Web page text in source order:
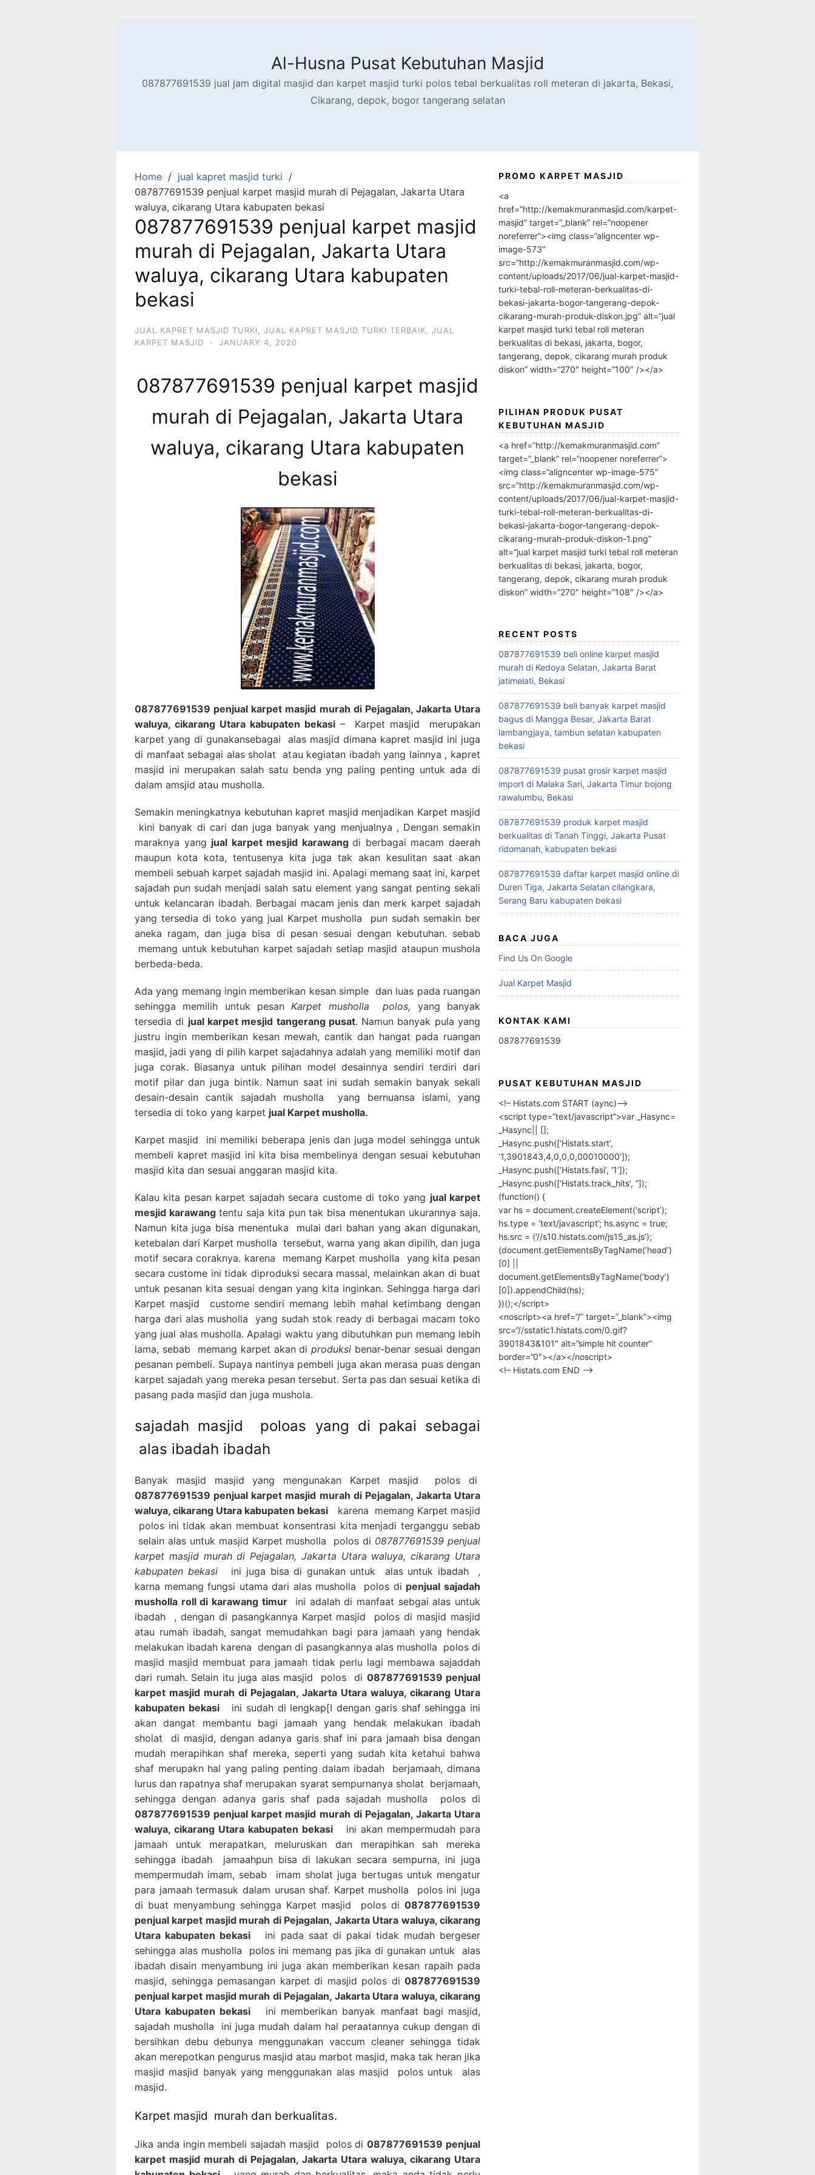
Al-Husna Pusat Kebutuhan Masjid
087877691539 jual jam digital masjid dan karpet masjid turki polos tebal berkualitas roll meteran di jakarta, Bekasi,
Cikarang, depok, bogor tangerang selatan
Home
jual kapret masjid turki
087877691539 penjual karpet masjid murah di Pejagalan, Jakarta Utara
waluya, cikarang Utara kabupaten bekasi
087877691539 penjual karpet masjid
murah di Pejagalan, Jakarta Utara
waluya, cikarang Utara kabupaten
bekasi
JUAL KAPRET MASJID TURKI JUAL KAPRET MASJID TURKI TERBAIK
JUAL
KARPET MASJID
· JANUARY 4, 2020
087877691539 penjual karpet masjid
murah di Pejagalan, Jakarta Utara
waluya, cikarang Utara kabupaten
bekasi
087877691539 penjual karpet masjid murah di Pejagalan, Jakarta Utara
waluya, cikarang Utara kabupaten bekasi – Karpet masjid merupakan
karpet yang di gunakansebagai alas masjid dimana kapret masjid ini juga
di manfaat sebagai alas sholat atau kegiatan ibadah yang lainnya , kapret
masjid ini merupakan salah satu benda yng paling penting untuk ada di
dalam amsjid atau musholla.
Semakin meningkatnya kebutuhan kapret masjid menjadikan Karpet masjid
kini banyak di cari dan juga banyak yang menjualnya , Dengan semakin
maraknya yang jual karpet mesjid karawangdi berbagai macam daerah
maupun kota kota, tentusenya kita juga tak akan kesulitan saat akan
membeli sebuah karpet sajadah masjid ini. Apalagi memang saat ini, karpet
sajadah pun sudah menjadi salah satu element yang sangat penting sekali
untuk kelancaran ibadah. Berbagai macam jenis dan merk karpet sajadah
yang tersedia di toko yang jual Karpet musholla pun sudah semakin ber
aneka ragam, dan juga bisa di pesan sesuai dengan kebutuhan. sebab
memang untuk kebutuhan karpet sajadah setiap masjid ataupun mushola
berbeda-beda.
Ada yang memang ingin memberikan kesan simple dan luas pada ruangan
sehingga memilih untuk pesan Karpet musholla polos, yang banyak
tersedia di jual karpet mesjid tangerang pusat. Namun banyak pula yang
justru ingin memberikan kesan mewah, cantik dan hangat pada ruangan
masjid, jadi yang di pilih karpet sajadahnya adalah yang memiliki motif dan
juga corak. Biasanya untuk pilihan model desainnya sendiri terdiri dari
motif pilar dan juga bintik. Namun saat ini sudah semakin banyak sekali
desain-desain cantik sajadah musholla yang bernuansa islami, yang
tersedia di toko yang karpet jual Karpet musholla.
Karpet masjid ini memiliki beberapa jenis dan juga model sehingga untuk
membeli kapret masjid ini kita bisa membelinya dengan sesuai kebutuhan
masjid kita dan sesuai anggaran masjid kita.
Kalau kita pesan karpet sajadah secara custome di toko yang jual karpet
mesjid karawang tentu saja kita pun tak bisa menentukan ukurannya saja.
Namun kita juga bisa menentuka mulai dari bahan yang akan digunakan,
ketebalan dari Karpet musholla tersebut, warna yang akan dipilih, dan juga
motif secara coraknya. karena memang Karpet musholla yang kita pesan
secara custome ini tidak diproduksi secara massal, melainkan akan di buat
untuk pesanan kita sesuai dengan yang kita inginkan. Sehingga harga dari
Karpet masjid custome sendiri memang lebih mahal ketimbang dengan
harga dari alas musholla yang sudah stok ready di berbagai macam toko
yang jual alas musholla. Apalagi waktu yang dibutuhkan pun memang lebih
lama, sebab memang karpet akan diproduksi benar-benar sesuai dengan
pesanan pembeli. Supaya nantinya pembeli juga akan merasa puas dengan
karpet sajadah yang mereka pesan tersebut. Serta pas dan sesuai ketika di
pasang pada masjid dan juga mushola.
sajadah masjid poloas yang di pakai sebagai
alas ibadah ibadah
Banyak masjid masjid yang mengunakan Karpet masjid polos di
087877691539 penjual karpet masjid murah di Pejagalan, Jakarta Utara
waluya, cikarang Utara kabupaten bekasi karena memang Karpet masjid
polos ini tidak akan membuat konsentrasi kita menjadi terganggu sebab
selain alas untuk masjid Karpet musholla polos di 087877691539 penjual
karpet masjid murah di Pejagalan, Jakarta Utara waluya, cikarang Utara
kabupaten bekasi ini juga bisa di gunakan untuk alas untuk ibadah ,
karna memang fungsi utama dari alas musholla polos di penjual sajadah
musholla roll di karawang timurini adalah di manfaat sebgai alas untuk
ibadah , dengan di pasangkannya Karpet masjid polos di masjid masjid
atau rumah ibadah, sangat memudahkan bagi para jamaah yang hendak
melakukan ibadah karena dengan di pasangkannya alas musholla polos di
masjid masjid membuat para jamaah tidak perlu lagi membawa sajaddah
dari rumah. Selain itu juga alas masjid polos di 087877691539 penjual
karpet masjid murah di Pejagalan, Jakarta Utara waluya, cikarang Utara
kabupaten bekasiini sudah di lengkap[I dengan garis shaf sehingga ini
akan dangat membantu bagi jamaah yang hendak melakukan ibadah
sholat di masjid, dengan adanya garis shaf ini para jamaah bisa dengan
mudah merapihkan shaf mereka, seperti yang sudah kita ketahui bahwa
shaf merupakn hal yang paling penting dalam ibadah berjamaah, dimana
lurus dan rapatnya shaf merupakan syarat sempurnanya sholat berjamaah,
sehingga dengan adanya garis shaf pada sajadah musholla polos di
087877691539 penjual karpet masjid murah di Pejagalan, Jakarta Utara
waluya, cikarang Utara kabupaten bekasi ini akan mempermudah para
jamaah untuk merapatkan, meluruskan dan merapihkan sah mereka
sehingga ibadah jamaahpun bisa di lakukan secara sempurna, ini juga
mempermudah imam, sebab imam sholat juga bertugas untuk mengatur
para jamaah termasuk dalam urusan shaf. Karpet musholla polos ini juga
di buat menyambung sehingga Karpet masjid polos di 087877691539
penjual karpet masjid murah di Pejagalan, Jakarta Utara waluya, cikarang
Utara kabupaten bekasi ini pada saat di pakai tidak mudah bergeser
sehingga alas musholla polos ini memang pas jika di gunakan untuk alas
ibadah disain menyambung ini juga akan memberikan kesan rapaih pada
masjid, sehingga pemasangan karpet di masjid polos di 087877691539
penjual karpet masjid murah di Pejagalan, Jakarta Utara waluya, cikarang
Utara kabupaten bekasi ini memberikan banyak manfaat bagi masjid,
sajadah musholla ini juga mudah dalam hal peraatannya cukup dengan di
bersihkan debu debunya menggunakan vaccum cleaner sehingga tidak
akan merepotkan pengurus masjid atau marbot masjid, maka tak heran jika
masjid masjid banyak yang menggunakan alas masjid polos untuk alas
masjid.
Karpet masjid murah dan berkualitas.
Jika anda ingin membeli sajadah masjid polos di087877691539 penjual
karpet masjid murah di Pejagalan, Jakarta Utara waluya, cikarang Utara
PROMO KARPET MASJID
<a
href=”http://kemakmuranmasjid.com/karpet-
masjid” target=”_blank” rel=”noopener
noreferrer”><img class=”aligncenter wp-
image-573″
src=”http://kemakmuranmasjid.com/wp-
content/uploads/2017/06/jual-karpet-masjid-
turki-tebal-roll-meteran-berkualitas-di-
bekasi-jakarta-bogor-tangerang-depok-
cikarang-murah-produk-diskon.jpg” alt=”jual
karpet masjid turki tebal roll meteran
berkualitas di bekasi, jakarta, bogor,
tangerang, depok, cikarang murah produk
diskon” width=”270″ height=”100″ /></a>
PILIHAN PRODUK PUSAT
KEBUTUHAN MASJID
<a href=”http://kemakmuranmasjid.com”
target=”_blank” rel=”noopener noreferrer”>
<img class=”aligncenter wp-image-575″
src=”http://kemakmuranmasjid.com/wp-
content/uploads/2017/06/jual-karpet-masjid-
turki-tebal-roll-meteran-berkualitas-di-
bekasi-jakarta-bogor-tangerang-depok-
cikarang-murah-produk-diskon-1.png”
alt=”jual karpet masjid turki tebal roll meteran
berkualitas di bekasi, jakarta, bogor,
tangerang, depok, cikarang murah produk
diskon” width=”270″ height=”108″ /></a>
RECENT POSTS
087877691539 beli online karpet masjid
murah di Kedoya Selatan, Jakarta Barat
jatimelati, Bekasi
087877691539 beli banyak karpet masjid
bagus di Mangga Besar, Jakarta Barat
lambangjaya, tambun selatan kabupaten
bekasi
087877691539 pusat grosir karpet masjid
import di Malaka Sari, Jakarta Timur bojong
rawalumbu, Bekasi
087877691539 produk karpet masjid
berkualitas di Tanah Tinggi, Jakarta Pusat
ridomanah, kabupaten bekasi
087877691539 daftar karpet masjid online di
Duren Tiga, Jakarta Selatan cilangkara,
Serang Baru kabupaten bekasi
BACA JUGA
Find Us On Google
Jual Karpet Masjid
KONTAK KAMI
087877691539
PUSAT KEBUTUHAN MASJID
<!– Histats.com START (aync)–>
<script type=”text/javascript”>var _Hasync=
_Hasync|| [];
_Hasync.push([‘Histats.start’,
‘1,3901843,4,0,0,0,00010000’]);
_Hasync.push([‘Histats.fasi’, ‘1’]);
_Hasync.push([‘Histats.track_hits’, ”]);
(function() {
var hs = document.createElement(‘script’);
hs.type = ‘text/javascript’; hs.async = true;
hs.src = (‘//s10.histats.com/js15_as.js’);
(document.getElementsByTagName(‘head’)
[0] ||
document.getElementsByTagName(‘body’)
[0]).appendChild(hs);
})();</script>
<noscript><a href=”/” target=”_blank”><img
src=”//sstatic1.histats.com/0.gif?
3901843&101″ alt=”simple hit counter”
border=”0″></a></noscript>
<!– Histats.com END –>